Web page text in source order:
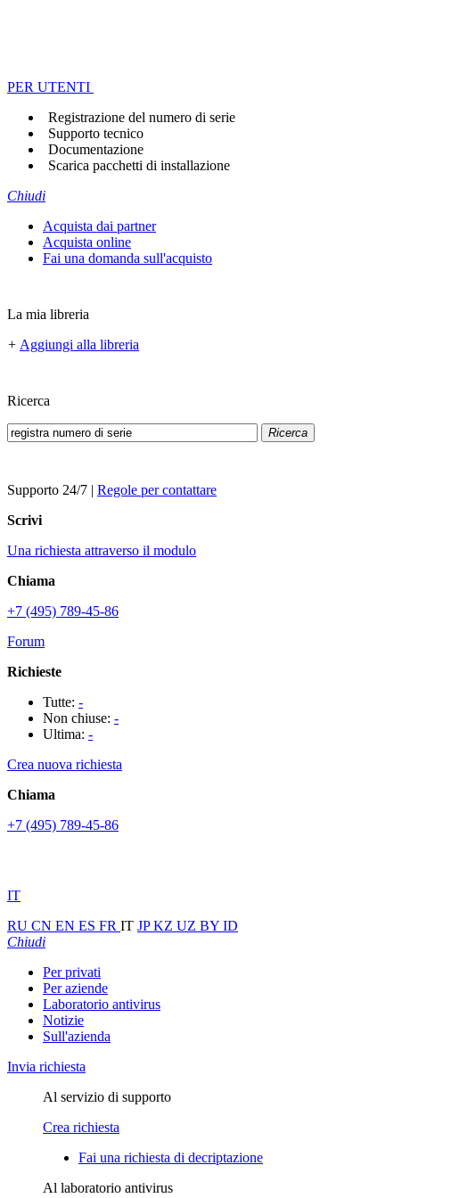
PER UTENTI
Registrazione del numero di serie
Supporto tecnico
Documentazione
Scarica pacchetti di installazione
Chiudi
Acquista dai partner
Acquista online
Fai una domanda sull'acquisto
La mia libreria
+ Aggiungi alla libreria
Ricerca
Ricerca
Supporto 24/7 | Regole per contattare
Scrivi
Una richiesta attraverso il modulo
Chiama
+7 (495) 789-45-86
Forum
Richieste
Tutte: -
Non chiuse: -
Ultima: -
Crea nuova richiesta
Chiama
+7 (495) 789-45-86
IT
RU CN EN ES FR IT JPKZ UZ BY ID
Chiudi
Per privati
Per aziende
Laboratorio antivirus
Notizie
Sull'azienda
Invia richiesta
Al servizio di supporto
Crea richiesta
Fai una richiesta di decriptazione
Al laboratorio antivirus